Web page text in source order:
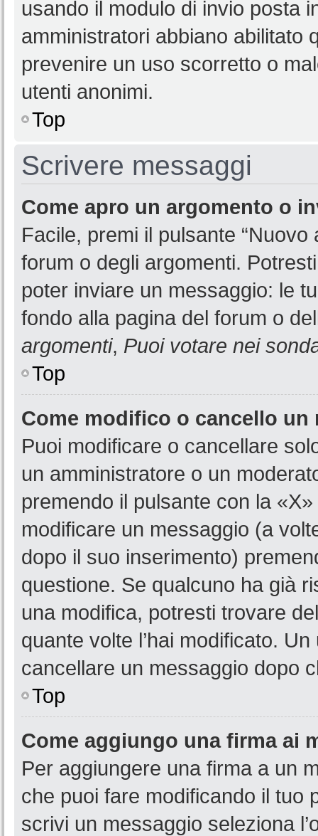
usando il modulo di invio posta
amministratori abbiano abilitato
prevenire un uso scorretto o
utenti anonimi.
Top
Scrivere messaggi
Come apro un argomento o
Facile, premi il pulsante
forum o degli argomenti.
poter inviare un messaggio: le
fondo alla pagina del forum o
argomenti, Puoi votare nei
Top
Come modifico o cancello un
Puoi modificare o cancellare
un amministratore o un
premendo il pulsante con la
modificare un messaggio (a
dopo il suo inserimento)
questione. Se qualcuno ha già
una modifica, potresti trovare
quante volte l’hai modificato.
cancellare un messaggio dopo
Top
Come aggiungo una firma ai
Per aggiungere una firma a un
che puoi fare modificando il tuo
scrivi un messaggio seleziona